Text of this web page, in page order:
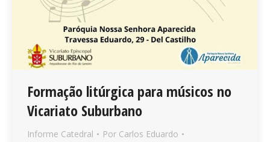
Formação litúrgica para músicos no
Vicariato Suburbano
Informe Catedral Por Carlos Eduardo